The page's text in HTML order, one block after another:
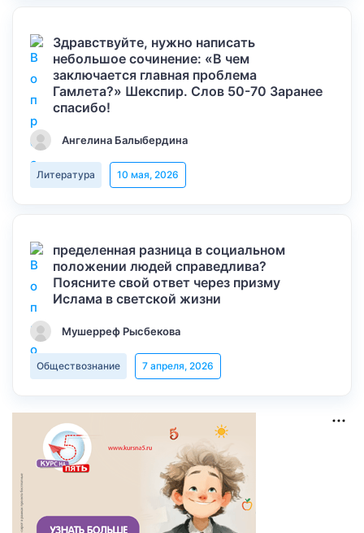
Здравствуйте, нужно написать
небольшое сочинение: «В чем
заключается главная проблема
Гамлета?» Шекспир. Слов 50-70 Заранее
спасибо!
Ангелина Балыбердина
Литература 10 мая, 2026
пределенная разница в социальном
положении людей справедлива?
Поясните свой ответ через призму
Ислама в светской жизни
Мушерреф Рысбекова
Обществознание 7 апреля, 2026